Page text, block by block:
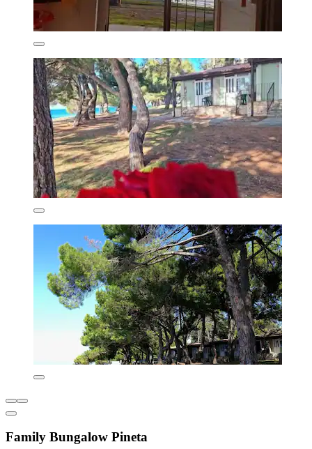
Family Bungalow Pineta